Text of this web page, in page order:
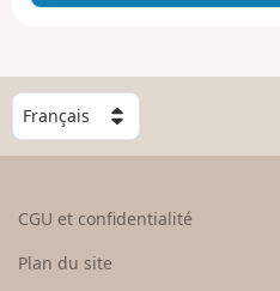
C
h
o
CGU et confidentialité
Plan du site